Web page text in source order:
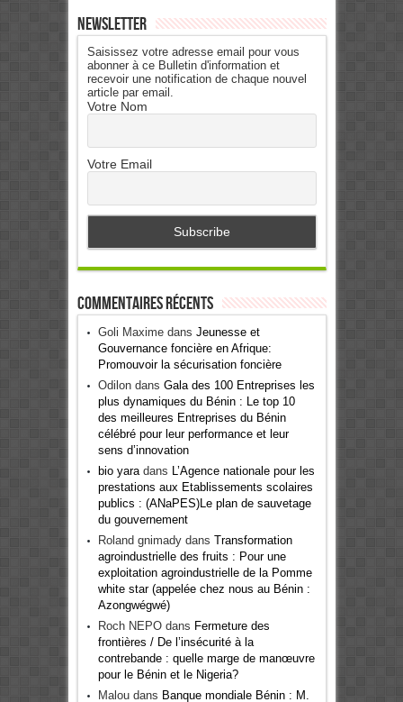
Newsletter
Saisissez votre adresse email pour vous
abonner à ce Bulletin d'information et
recevoir une notification de chaque nouvel
article par email.
Votre Nom
Votre Email
Commentaires récents
Goli Maximedans Jeunesse et
Gouvernance foncière en Afrique:
Promouvoir la sécurisation foncière
Odilondans Gala des 100 Entreprises les
plus dynamiques du Bénin : Le top 10
des meilleures Entreprises du Bénin
célébré pour leur performance et leur
sens d’innovation
bio yaradans
L’Agence nationale pour les
prestations aux Etablissements scolaires
publics : (ANaPES)Le plan de sauvetage
du gouvernement
Roland gnimadydans Transformation
agroindustrielle des fruits : Pour une
exploitation agroindustrielle de la Pomme
white star (appelée chez nous au Bénin :
Azongwégwé)
Roch NEPOdans Fermeture des
frontières / De l’insécurité à la
contrebande : quelle marge de manœuvre
pour le Bénin et le Nigeria?
Maloudans Banque mondiale Bénin : M.